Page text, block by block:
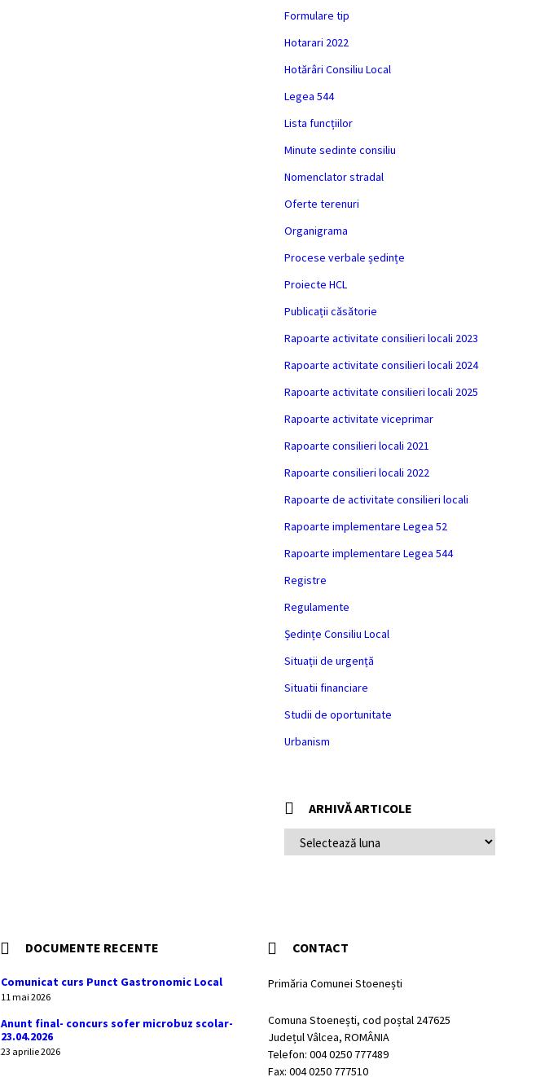
Formulare tip
Hotarari 2022
Hotărâri Consiliu Local
Legea 544
Lista funcțiilor
Minute sedinte consiliu
Nomenclator stradal
Oferte terenuri
Organigrama
Procese verbale ședințe
Proiecte HCL
Publicații căsătorie
Rapoarte activitate consilieri locali 2023
Rapoarte activitate consilieri locali 2024
Rapoarte activitate consilieri locali 2025
Rapoarte activitate viceprimar
Rapoarte consilieri locali 2021
Rapoarte consilieri locali 2022
Rapoarte de activitate consilieri locali
Rapoarte implementare Legea 52
Rapoarte implementare Legea 544
Registre
Regulamente
Ședințe Consiliu Local
Situații de urgență
Situatii financiare
Studii de oportunitate
Urbanism
ARHIVĂ ARTICOLE
ARTICOLE
DOCUMENTE RECENTE
Comunicat curs Punct Gastronomic Local
11 mai 2026
Anunt final- concurs sofer microbuz scolar-
23.04.2026
23 aprilie 2026
CONTACT
Primăria Comunei Stoenești
Comuna Stoenești, cod poștal 247625
Județul Vâlcea, ROMÂNIA
Telefon: 004 0250 777489
Fax: 004 0250 777510